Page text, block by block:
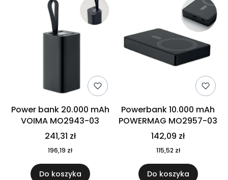
Power bank 20.000 mAh
VOIMA MO2943-03
241,31 zł
196,19 zł
Do koszyka
Powerbank 10.000 mAh
POWERMAG MO2957-03
142,09 zł
115,52 zł
Do koszyka